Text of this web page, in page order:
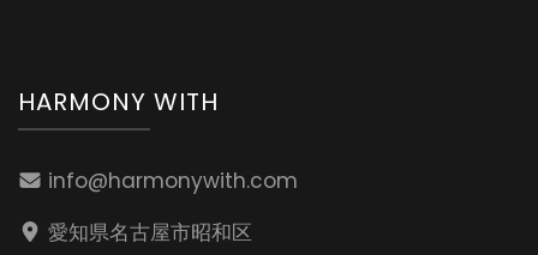
HARMONY WITH
info@harmonywith.com
愛知県名古屋市昭和区